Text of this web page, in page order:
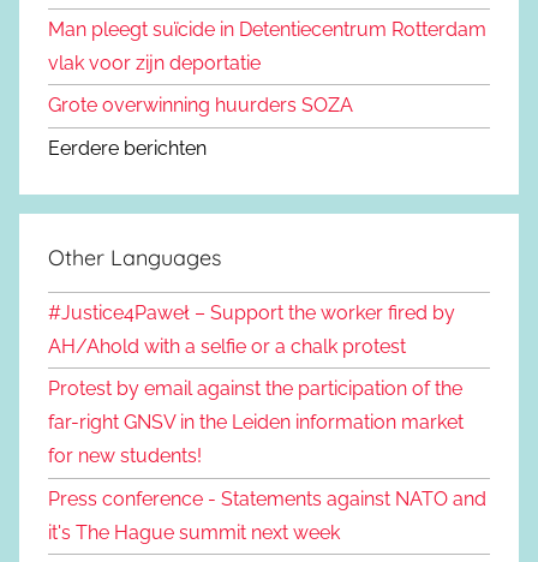
Man pleegt suïcide in Detentiecentrum Rotterdam
vlak voor zijn deportatie
Grote overwinning huurders SOZA
Eerdere berichten
Other Languages
#Justice4Paweł – Support the worker fired by
AH/Ahold with a selfie or a chalk protest
Protest by email against the participation of the
far-right GNSV in the Leiden information market
for new students!
Press conference - Statements against NATO and
it's The Hague summit next week